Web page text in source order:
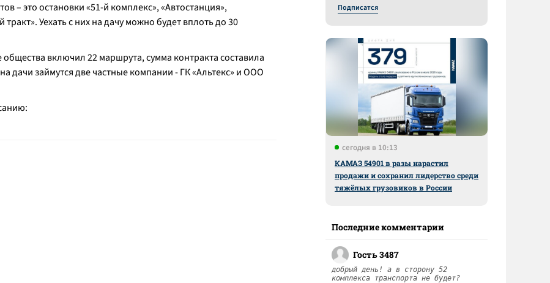
– это остановки «51-й комплекс», «Автостанция»,
Уехать с них на дачу можно будет вплоть до 30
включил 22 маршрута, сумма контракта составила
дачи займутся две частные компании - ГК «Альтекс» и ООО
Подписатся
сегодня в 10:13
КАМАЗ 54901 в разы нарастил
продажи и сохранил лидерство среди
тяжёлых грузовиков в России
Последние комментарии
Гость 3487
добрый день! а в сторону 52
комплекса транспорта не будет?